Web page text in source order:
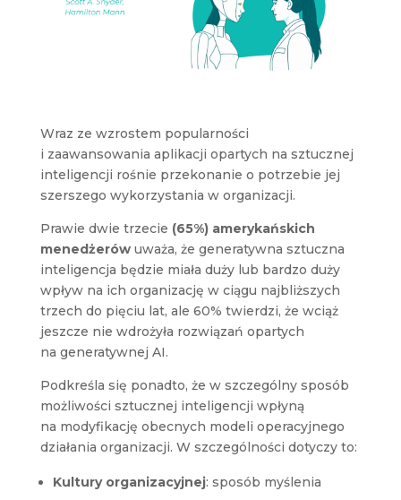
Wraz ze wzrostem popularności
i zaawansowania aplikacji opartych na sztucznej
inteligencji rośnie przekonanie o potrzebie jej
szerszego wykorzystania w organizacji.
Prawie dwie trzecie (65%) amerykańskich
menedżerówuważa, że generatywna sztuczna
inteligencja będzie miała duży lub bardzo duży
wpływ na ich organizację w ciągu najbliższych
trzech do pięciu lat, ale 60% twierdzi, że wciąż
jeszcze nie wdrożyła rozwiązań opartych
na generatywnej AI.
Podkreśla się ponadto, że w szczególny sposób
możliwości sztucznej inteligencji wpłyną
na modyfikację obecnych modeli operacyjnego
działania organizacji. W szczególności dotyczy to:
Kultury organizacyjnej: sposób myślenia